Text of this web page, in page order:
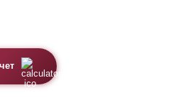
“
Оптиму ” она чуть выше. Для
воспользуйтесь